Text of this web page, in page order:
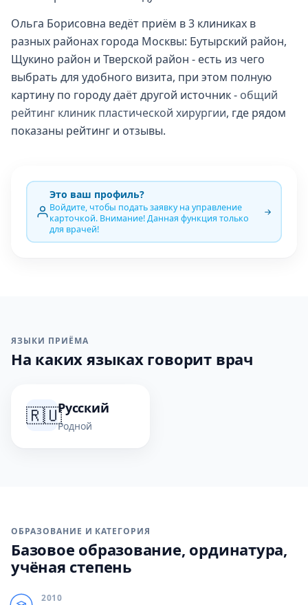
Ольга Борисовна ведёт приём в 3 клиниках в
разных районах города Москвы: Бутырский район,
Щукино район и Тверской район - есть из чего
выбрать для удобного визита, при этом полную
картину по городу даёт другой источник - общий
рейтинг клиник пластической хирургии, где рядом
показаны рейтинг и отзывы.
Это ваш профиль?
Войдите, чтобы подать заявку на управление
карточкой. Внимание! Данная функция только
для врачей!
ЯЗЫКИ ПРИЁМА
На каких языках говорит врач
🇷🇺Русский
Родной
ОБРАЗОВАНИЕ И КАТЕГОРИЯ
Базовое образование, ординатура,
учёная степень
2010